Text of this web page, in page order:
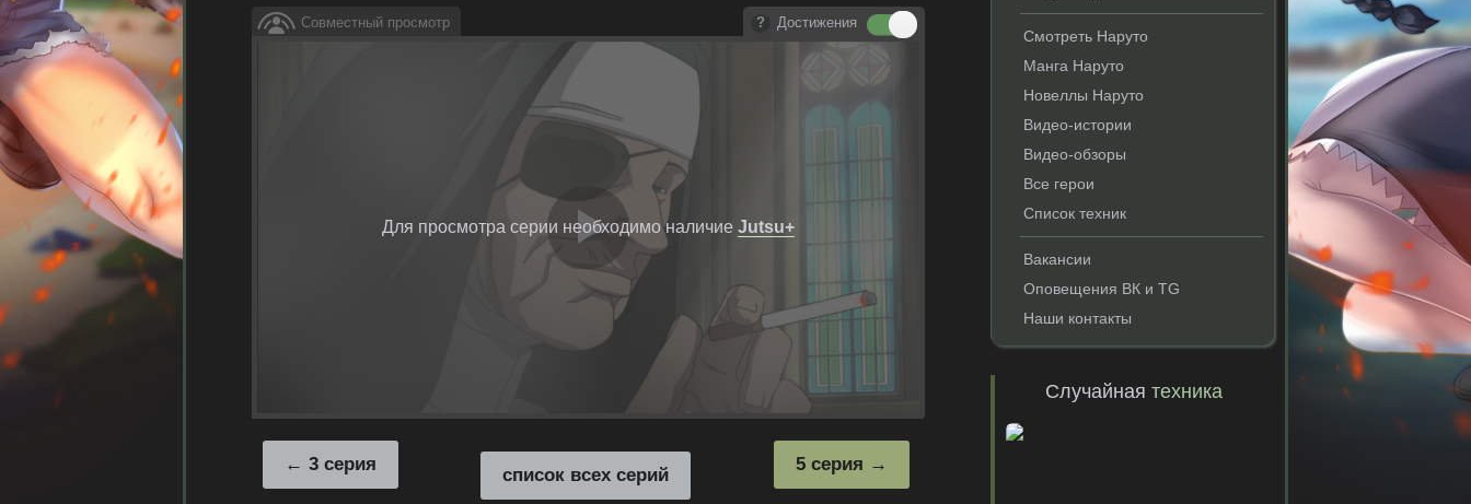
Совместный просмотр Достижения
Для просмотра серии необходимо наличие Jutsu+
Воспроизвести
видео
5 серия
3 серия
список всех серий
Смотреть Наруто
Манга Наруто
Новеллы Наруто
Видео-истории
Видео-обзоры
Все герои
Список техник
Вакансии
Оповещения ВК и TG
Наши контакты
Случайнаятехника